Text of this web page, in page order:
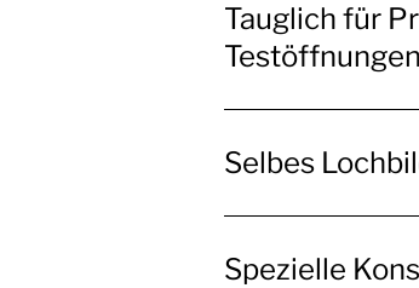
Tauglich für
Testöffnungen
Selbes
Spezielle